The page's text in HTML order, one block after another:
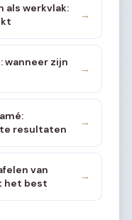
als werkvlak:
→
wanneer zijn
→
resultaten
→
van
het best
→